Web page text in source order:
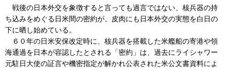
いるのか
戦後の日本外交を象徴すると言っても過言ではない、核兵器の持
ち込みをめぐる日米間の密約が、皮肉にも日本外交の実態を白日の
下に晒し始めている。
６０年の日米安保改定時に、核兵器を搭載した米艦船の寄港や領
海通過を日本が容認したとされる「密約」は、過去にライシャワー
元駐日大使の証言や機密指定が解かれ公表された米公文書資料によ